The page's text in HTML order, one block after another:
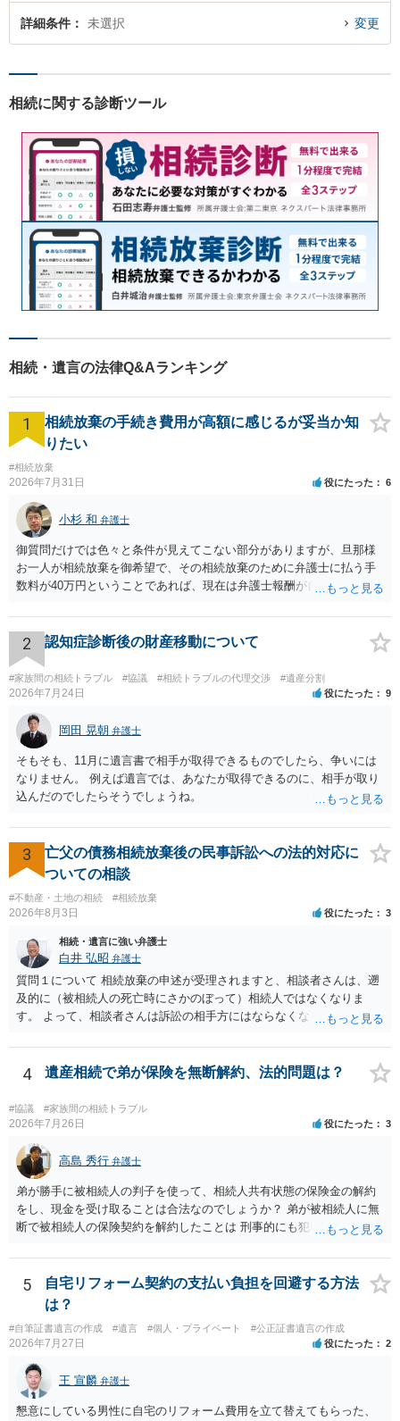
詳細条件 未選択 変更
相続に関する診断ツール
相続・遺言の法律Q&Aランキング
1
相続放棄の手続き費用が高額に感じるが妥当か知
りたい
#相続放棄
2026年7月31日 役にたった 6
小杉 和 弁護士
御質問だけでは色々と条件が見えてこない部分がありますが、旦那様
お一人が相続放棄を御希望で、その相続放棄のために弁護士に払う手
数料が40万円ということであれば、現在は弁護士報酬が自由化されて
です。 ただ、弁護士に払う手数料とは別に戸籍の用意に一定の実費が
かかることになりますので、その費用も支払うべきものとして頭に置
いておいてください。 話を元に戻して、弁護士に対する手数料です
が、旦那様の収入や財産にもよりますが、法テラスに御連絡なさって
弁護士との相談を予約して受任してもらうのが一番安上がりでしょ
う。数万円でやってくれるはずです。 ただ、法テラスは予約が取りづ
らい（希望者が多く予約できてもしばらく先になる）ようですので、
比較的短い熟慮期間のことを考えると、来週早々すぐにでも御連絡す
る方が良いでしょう。 もし法テラスが御利用になれない、あるいは時
間がない等であれば、相続を取扱分野としている弁護士を適宜探し
（WEB等で）、問い合わせてみることです。相続を扱う弁護士でも相
見積もりをとって）、一番安いところでやってもらうことに決めれ
ば、キューちゃんママさんの御希望をかなえることができるのではな
は思います。その場合、かかるのは戸籍等の取得費用と印紙代だけと
を確認し、印紙と共に家庭裁判所に提出して相続放棄申述受理通知書
を待つという流れになります。
2 認知症診断後の財産移動について
#家族間の相続トラブル #協議 #相続トラブルの代理交渉 #遺産分割
2026年7月24日 役にたった 9
岡田 晃朝 弁護士
そもそも、11月に遺言書で相手が取得できるものでしたら、争いには
なりません。 例えば遺言では、あなたが取得できるのに、相手が取り
込んだのでしたらそうでしょうね。
3
亡父の債務相続放棄後の民事訴訟への法的対応に
ついての相談
#不動産・土地の相続 #相続放棄
2026年8月3日 役にたった 3
相続・遺言に強い弁護士
白井 弘昭 弁護士
質問１について 相続放棄の申述が受理されますと、相談者さんは、遡
及的に（被相続人の死亡時にさかのぼって）相続人ではなくなりま
す。 よって、相談者さんは訴訟の相手方にはならなくなるので（明け
理証明を家庭裁判所で取得し、コピーを答弁書に添えて裁判所に提出
してください。 質問２について 請求棄却を求める答弁書を提出すれ
があり出席できない）との記載で十分です。 質問３について 弁護士で
はないので、ｍｉｎｔｓでの提出の必要は無いと思います。郵送（期
限までに届けばよい）で十分です。 詳細は、書面記載の裁判所書記官
にお問い合わせください。 以上、ご参考まで。
4 遺産相続で弟が保険を無断解約、法的問題は？
#協議 #家族間の相続トラブル
2026年7月26日 役にたった 3
高島 秀行 弁護士
弟が勝手に被相続人の判子を使って、相続人共有状態の保険金の解約
をし、現金を受け取ることは合法なのでしょうか？ 弟が被相続人に無
断で被相続人の保険契約を解約したことは 刑事的にも犯罪となる可能
された書類のコピーを取得して、弁護士に面談で詳しい事情を話して
相談 されたら良いと思います。
5
自宅リフォーム契約の支払い負担を回避する方法
は？
#自筆証書遺言の作成 #遺言 #個人・プライベート #公正証書遺言の作成
2026年7月27日 役にたった 2
王 宣麟 弁護士
懇意にしている男性に自宅のリフォーム費用を立て替えてもらった、